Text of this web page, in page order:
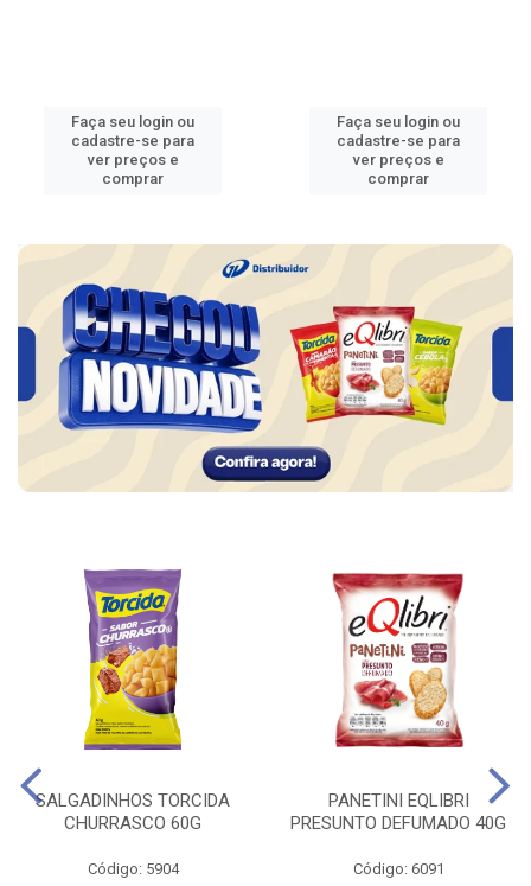
Faça seu login ou
cadastre-se para
ver preços e
comprar
Faça seu login ou
cadastre-se para
ver preços e
comprar
SALGADINHOS TORCIDA
CHURRASCO 60G
Código: 5904
PANETINI EQLIBRI
PRESUNTO DEFUMADO 40G
Código: 6091